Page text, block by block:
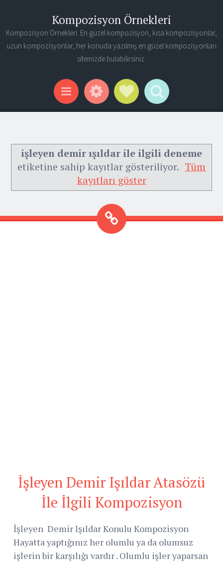
Kompozisyon Örnekleri
Kompozisyon Örnekleri. En güzel kompozisyon, kısa kompozisyonlar,
uzun kompozisyonlar, her konuda yazılmış en güzel kompozisyonları
sitemizde bulabilirsiniz.
Menu WidgetsSocial Links
Search
işleyen demir ışıldar ile ilgili deneme
etiketine sahip kayıtlar gösteriliyor. Tüm
kayıtları göster
İşleyen Demir Işıldar Atasözü
İle İlgili Kompozisyon
İşleyen Demir Işıldar Konulu Kompozisyon
Hayatta yaptığınız her olumlu ya da olumsuz
işlerin bir karşılığı vardır . Olumlu işler yaparsan